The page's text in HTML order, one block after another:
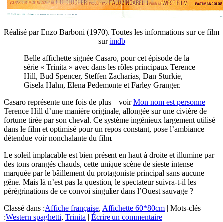
Réalisé par Enzo Barboni (1970). Toutes les informations sur ce film
surimdb
Belle affichette signée Casaro, pour cet épisode de la
série « Trinita » avec dans les rôles principaux Terence
Hill, Bud Spencer, Steffen Zacharias, Dan Sturkie,
Gisela Hahn, Elena Pedemonte et Farley Granger.
Casaro représente une fois de plus – voirMon nom est personne –
Terence Hill d’une manière originale, allongée sur une civière de
fortune tirée par son cheval. Ce système ingénieux largement utilisé
dans le film et optimisé pour un repos constant, pose l’ambiance
détendue voir nonchalante du film.
Le soleil implacable est bien présent en haut à droite et illumine par
des tons orangés chauds, cette unique scène de sieste intense
marquée par le bâillement du protagoniste principal sans aucune
gêne. Mais là n’est pas la question, le spectateur suivra-t-il les
pérégrinations de ce convoi singulier dans l’Ouest sauvage ?
Classé dans :Affiche française, Affichette 60*80cm | Mots-clés
:Western spaghetti, Trinita | Écrire un commentaire